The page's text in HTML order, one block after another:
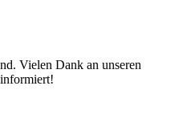
Vielen Dank an unseren